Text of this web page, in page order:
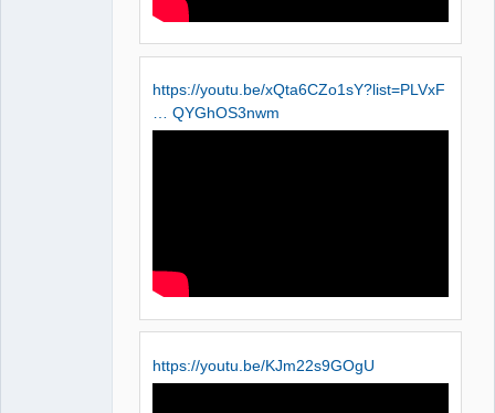
https://youtu.be/xQta6CZo1sY?list=PLVxF
… QYGhOS3nwm
https://youtu.be/KJm22s9GOgU